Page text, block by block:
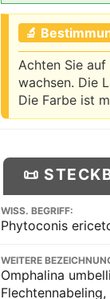
🔬
Achten Sie auf
wachsen. Die
Die Farbe ist
📜
WISS. BEGRIFF:
Phytoconis
WEITERE
Omphalina